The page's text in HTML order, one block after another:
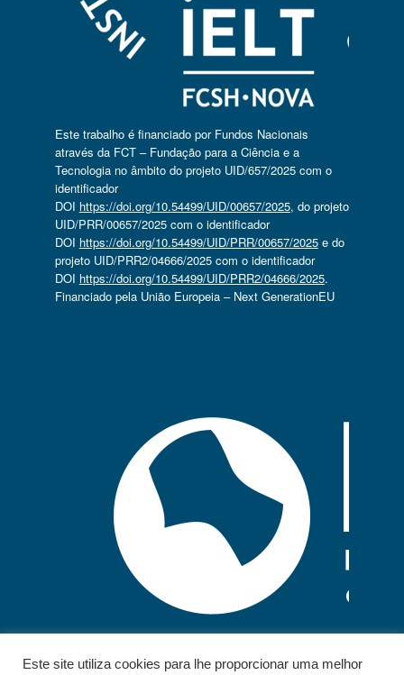
Este trabalho é financiado por Fundos Nacionais
através da FCT – Fundação para a Ciência e a
Tecnologia no âmbito do projeto UID/657/2025 com o
identificador
DOI https://doi.org/10.54499/UID/00657/2025, do projeto
UID/PRR/00657/2025 com o identificador
DOI https://doi.org/10.54499/UID/PRR/00657/2025e do
projeto UID/PRR2/04666/2025 com o identificador
DOI https://doi.org/10.54499/UID/PRR2/04666/2025.
Financiado pela União Europeia – Next GenerationEU
Este site utiliza cookies para lhe proporcionar uma melhor